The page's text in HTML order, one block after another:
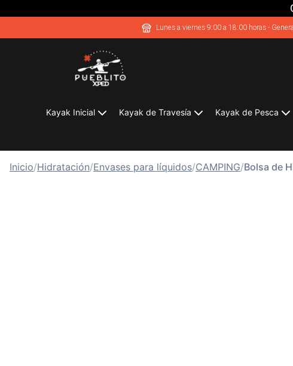
Lunes a viernes 9:00 a 18:00 horas -
Kayak Inicial Kayak de Travesía Kayak de Pesca
Inicio/Hidratación/Envases para líquidos/CAMPING/Bolsa de